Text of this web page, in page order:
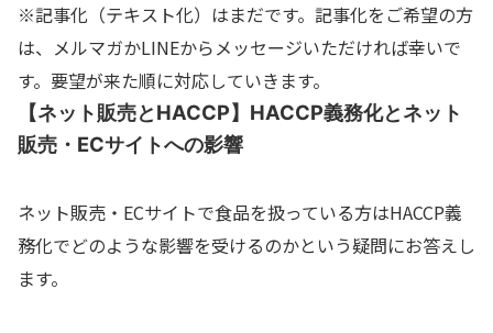
※記事化（テキスト化）はまだです。記事化をご希望の方
は、メルマガかLINEからメッセージいただければ幸いで
す。要望が来た順に対応していきます。
【ネット販売とHACCP】HACCP義務化とネット
販売・ECサイトへの影響
ネット販売・ECサイトで食品を扱っている方はHACCP義
務化でどのような影響を受けるのかという疑問にお答えし
ます。